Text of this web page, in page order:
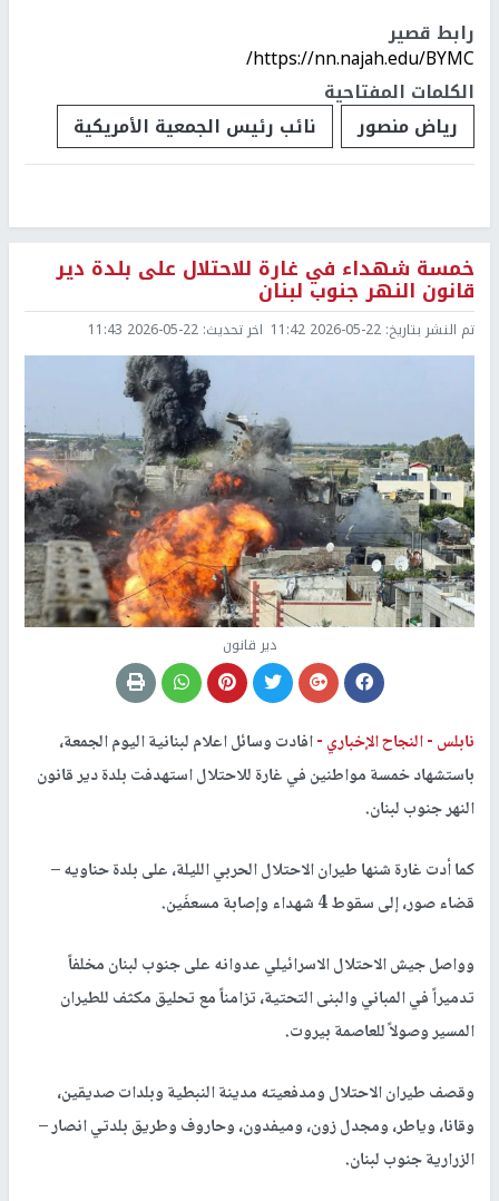
رابط قصير
https://nn.najah.edu/BYMC/
الكلمات المفتاحية
رياض منصور
نائب رئيس الجمعية الأمريكية
خمسة شهداء في غارة للاحتلال على بلدة دير
قانون النهر جنوب لبنان
تم النشر بتاريخ: 2026-05-22 11:42 اخر تحديث: 2026-05-22 11:43
دير قانون
نابلس -النجاح الإخباري -افادت وسائل اعلام لبنانية اليوم الجمعة،
باستشهاد خمسة مواطنين في غارة للاحتلال استهدفت بلدة دير قانون
النهر جنوب لبنان.
كما أدت غارة شنها طيران الاحتلال الحربي الليلة، على بلدة حناويه –
قضاء صور، إلى سقوط 4 شهداء وإصابة مسعفَين.
وواصل جيش الاحتلال الاسرائيلي عدوانه على جنوب لبنان مخلفاً
تدميراً في المباني والبنى التحتية، تزامناً مع تحليق مكثف للطيران
المسير وصولاً للعاصمة بيروت.
وقصف طيران الاحتلال ومدفعيته مدينة النبطية وبلدات صديقين،
وقانا، وياطر، ومجدل زون، وميفدون، وحاروف وطريق بلدتي انصار –
الزرارية جنوب لبنان.